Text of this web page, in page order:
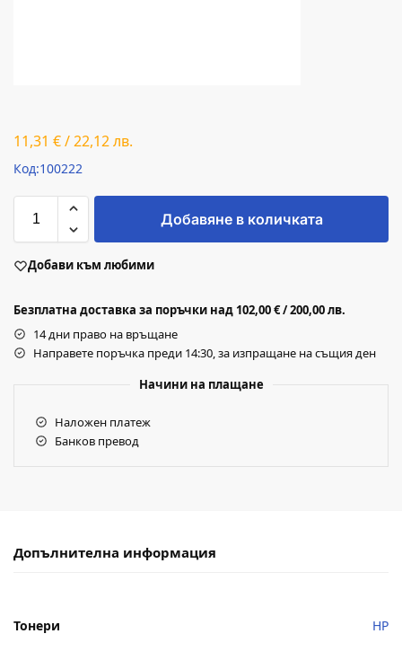
11,31 €/22,12лв.
Код:100222
Добавяне в количката
Добави към любими
Безплатна доставка за поръчки над 102,00 € / 200,00 лв.
14 дни право на връщане
Направете поръчка преди 14:30, за изпращане на същия ден
Начини на плащане
Наложен платеж
Банков превод
Допълнителна информация
Тонери HP